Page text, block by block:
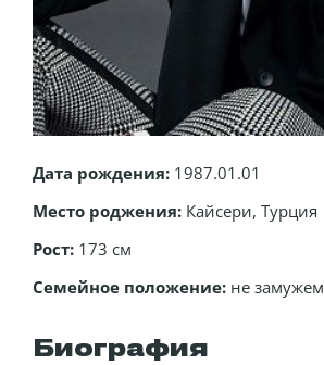
Дата рождения: 1987.01.01
Место роджения: Кайсери, Турция
Рост: 173 см
Семейное положение: не замужем
Биография